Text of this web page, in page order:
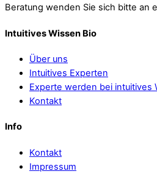
Beratung wenden Sie sich bitte an
Intuitives Wissen Bio
Über uns
Intuitives Experten
Experte werden bei intuitives
Kontakt
Info
Kontakt
Impressum